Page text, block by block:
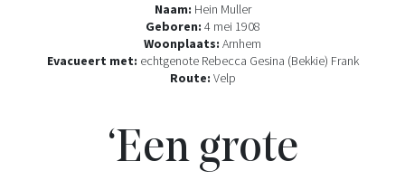
Naam: Hein Muller
Geboren: 4 mei 1908
Woonplaats: Arnhem
Evacueert met: echtgenote Rebecca Gesina (Bekkie) Frank
Route: Velp
‘Een grote